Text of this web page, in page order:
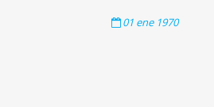
01 ene1970